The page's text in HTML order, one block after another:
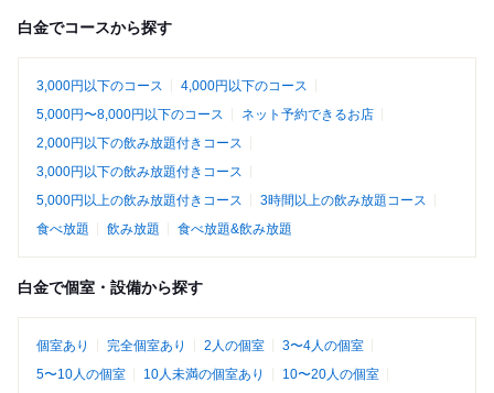
白金でコースから探す
3,000円以下のコース
4,000円以下のコース
5,000円〜8,000円以下のコース
ネット予約できるお店
2,000円以下の飲み放題付きコース
3,000円以下の飲み放題付きコース
5,000円以上の飲み放題付きコース
3時間以上の飲み放題コース
食べ放題
飲み放題 食べ放題&飲み放題
白金で個室・設備から探す
個室あり 完全個室あり 2人の個室
3〜4人の個室
5〜10人の個室
10人未満の個室あり
10〜20人の個室